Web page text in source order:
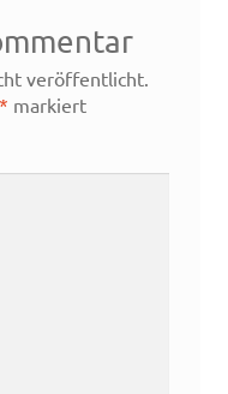
veröffentlicht.
* markiert